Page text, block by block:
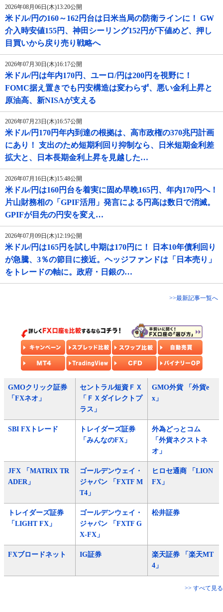
2026年08月06日(木)13:20公開
米ドル/円の160～162円台は日米当局の防衛ラインに！ GW
介入時安値155円、神田シーリング152円が下値めど、押し
目買いから戻り売り戦略へ
2026年07月30日(木)16:17公開
米ドル/円は年内170円、ユーロ/円は200円を視野に！
FOMC据え置きでも円安構造は変わらず、悪い金利上昇と
原油高、新NISAが支える
2026年07月23日(木)16:57公開
米ドル/円170円年内到達の根拠は、高市政権の370兆円計画
にあり！ 支出のため短期利回り抑制なら、日米短期金利差
拡大と、日本長期金利上昇を見越した…
2026年07月16日(木)15:48公開
米ドル/円は160円台を着実に固め早晩165円、年内170円へ！
片山財務相の「GPIF活用」発言による円高は数日で消滅。
GPIFが目先の円安を変え…
2026年07月09日(木)12:19公開
米ドル/円は165円を試し中期は170円に！ 日本10年債利回り
が急騰、3％の節目に接近。ヘッジファンドは「日本売り」
をトレードの軸に。政府・日銀の…
>>最新記事一覧へ
GMOクリック証券
「FXネオ」
セントラル短資ＦＸ
「ＦＸダイレクトプ
ラス」
GMO外貨 「外貨e
x」
SBI FXトレード
トレイダーズ証券
「みんなのFX」
外為どっとコム
「外貨ネクストネ
オ」
JFX 「MATRIX TR
ADER」
ゴールデンウェイ・
ジャパン 「FXTF M
T4」
ヒロセ通商 「LION
FX」
トレイダーズ証券
「LIGHT FX」
ゴールデンウェイ・
ジャパン 「FXTF G
X-FX」
松井証券
FXブロードネット IG証券
楽天証券 「楽天MT
4」
>> すべて見る